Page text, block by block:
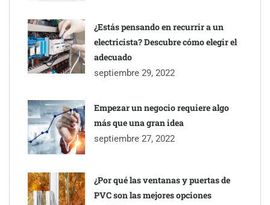
TBKids impulsa su expansión nacional con un modelo de
franquicia que redefine la educación tecnológica
Millones de desplazamientos en verano reabren el debate sobre
la seguridad en las carreteras, según SMA Road Safety
Perfumería Laura incorpora Nasomatto a su selección de
¿Estás pensando en recurrir a un
electricista? Descubre cómo elegir el
adecuado
septiembre 29, 2022
Empezar un negocio requiere algo
más que una gran idea
septiembre 27, 2022
¿Por qué las ventanas y puertas de
PVC son las mejores opciones